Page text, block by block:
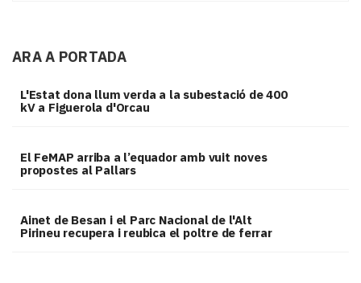
ARA A PORTADA
L'Estat dona llum verda a la subestació de 400
kV a Figuerola d'Orcau
El FeMAP arriba a l’equador amb vuit noves
propostes al Pallars
Ainet de Besan i el Parc Nacional de l'Alt
Pirineu recupera i reubica el poltre de ferrar